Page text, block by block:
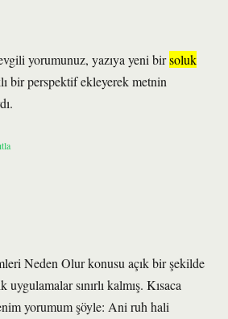
yorumunuz, yazıya yeni birsoluk
bir perspektif ekleyerek metnin
Neden Olur konusu açık bir şekilde
uygulamalar sınırlı kalmış. Kısaca
yorumum şöyle: Ani ruh hali